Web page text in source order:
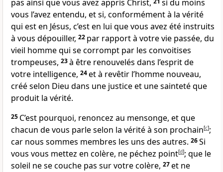
pas ainsi que vous avez appris Christ,
si du moins
vous l’avez entendu, et si, conformément à la vérité
qui est en Jésus, c’est en lui que vous avez été instruits
à vous dépouiller, 22 par rapport à votre vie passée, du
vieil homme qui se corrompt par les convoitises
trompeuses, 23à être renouvelés dans l’esprit de
votre intelligence, 24et à revêtir l’homme nouveau,
créé selon Dieu dans une justice et une sainteté que
produit la vérité.
25 C’est pourquoi, renoncez au mensonge, et que
chacun de vous parle selon la vérité à son prochain[c];
car nous sommes membres les uns des autres. 26Si
vous vous mettez en colère, ne péchez point[d]; que le
soleil ne se couche pas sur votre colère, 27et ne